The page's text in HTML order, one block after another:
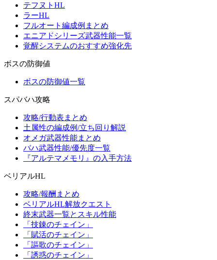
テフヌトHL
ラーHL
フルオート編成例まとめ
エニアドシリーズ武器性能一覧
覚醒システムのおすすめ強化先
ボスの防御値
ボスの防御値一覧
スパバハ攻略
攻略/行動表まとめ
土属性の編成例/立ち回り解説
オメガ武器性能まとめ
バハ武器性能/優先度一覧
『アルテマメモリ』の入手方法
ベリアルHL
攻略/報酬まとめ
ベリアルHL解放クエスト
終末武器一覧とスキル性能
「技錬のチェイン」
「賦活のチェイン」
「謳歌のチェイン」
「誘惑のチェイン」